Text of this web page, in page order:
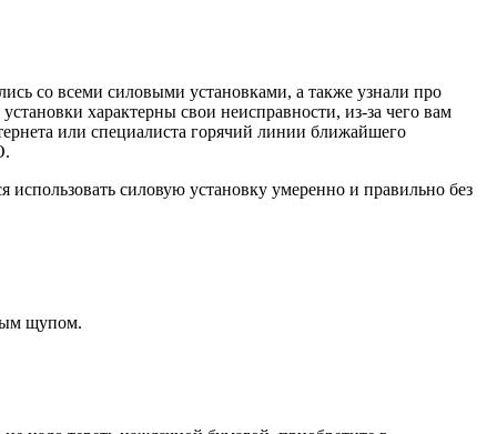
со всеми силовыми установками, а также узнали про
характерны свои неисправности, из-за чего вам
или специалиста горячий линии ближайшего
силовую установку умеренно и правильно без
щупом.